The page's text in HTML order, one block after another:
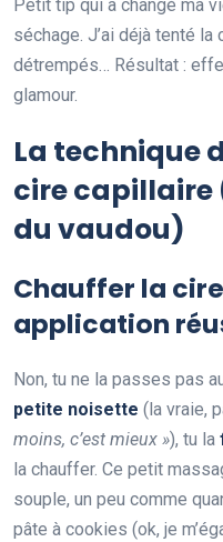
Petit tip qui a changé ma
séchage. J’ai déjà tenté
détrempés… Résultat :
glamour.
La technique
cire capillaire
du vaudou)
Chauffer la
application
Non, tu ne la passes pas
petite noisette (la vraie,
moins, c’est mieux »), tu la
la chauffer. Ce petit
souple, un peu comme
pâte à cookies (ok, je